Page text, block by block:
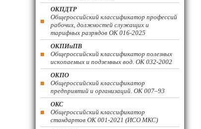
ОКПДТР
Общероссийский классификатор профессий
рабочих, должностей служащих и
тарифных разрядов ОК 016-2025
ОКПИиПВ
Общероссийский классификатор полезных
ископаемых и подземных вод. ОК 032-2002
ОКПО
Общероссийский классификатор
предприятий и организаций. ОК 007–93
ОКС
Общероссийский классификатор
стандартов ОК 001-2021 (ИСО МКС)